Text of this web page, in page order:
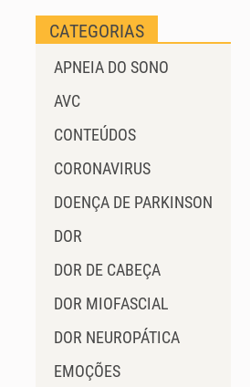
CATEGORIAS
APNEIA DO SONO
AVC
CONTEÚDOS
CORONAVIRUS
DOENÇA DE PARKINSON
DOR
DOR DE CABEÇA
DOR MIOFASCIAL
DOR NEUROPÁTICA
EMOÇÕES